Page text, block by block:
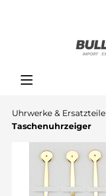
Uhrwerke & Ersatzteile
Taschenuhrzeiger